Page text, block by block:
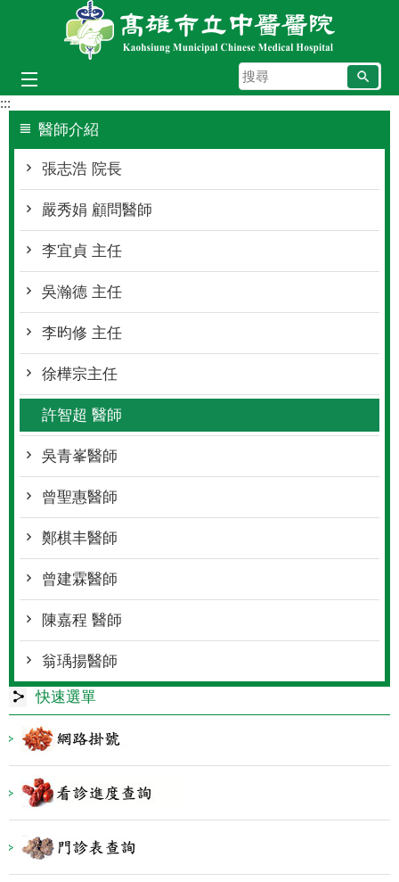
跳到主要內容區塊
搜
尋
:::
醫師介紹
張志浩 院長
嚴秀娟 顧問醫師
李宜貞 主任
吳瀚德 主任
李昀修 主任
徐樺宗主任
許智超 醫師
吳青峯醫師
曾聖惠醫師
鄭棋丰醫師
曾建霖醫師
陳嘉程 醫師
翁瑀揚醫師
快速選單